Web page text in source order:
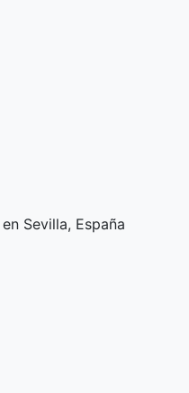
Sevilla, España